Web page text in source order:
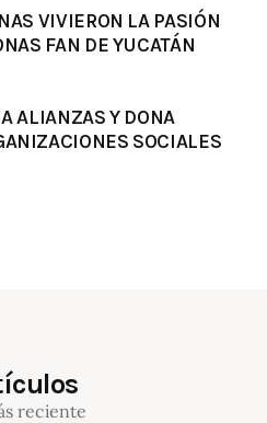
VIVIERON LA PASIÓN
FAN DE YUCATÁN
ALIANZAS Y DONA
SOCIALES
reciente